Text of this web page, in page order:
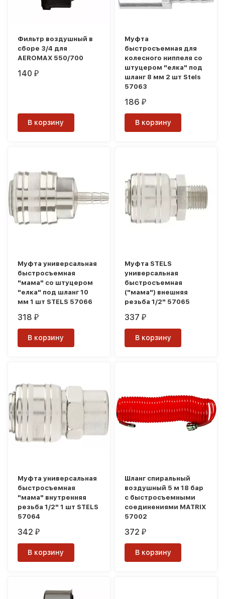
Фильтр воздушный в
сборе 3/4 для
AEROMAX 550/700
140₽
В корзину
Муфта
быстросъемная для
колесного ниппеля со
штуцером "елка" под
шланг 8 мм 2 шт Stels
57063
186₽
В корзину
Муфта универсальная
быстросъемная
"мама" со штуцером
"елка" под шланг 10
мм 1 шт STELS 57066
318₽
В корзину
Муфта STELS
универсальная
быстросъемная
("мама") внешняя
резьба 1/2" 57065
337₽
В корзину
Муфта универсальная
быстросъемная
"мама" внутренняя
резьба 1/2" 1 шт STELS
57064
342₽
В корзину
Шланг спиральный
воздушный 5 м 18 бар
с быстросъемными
соединениями MATRIX
57002
372₽
В корзину